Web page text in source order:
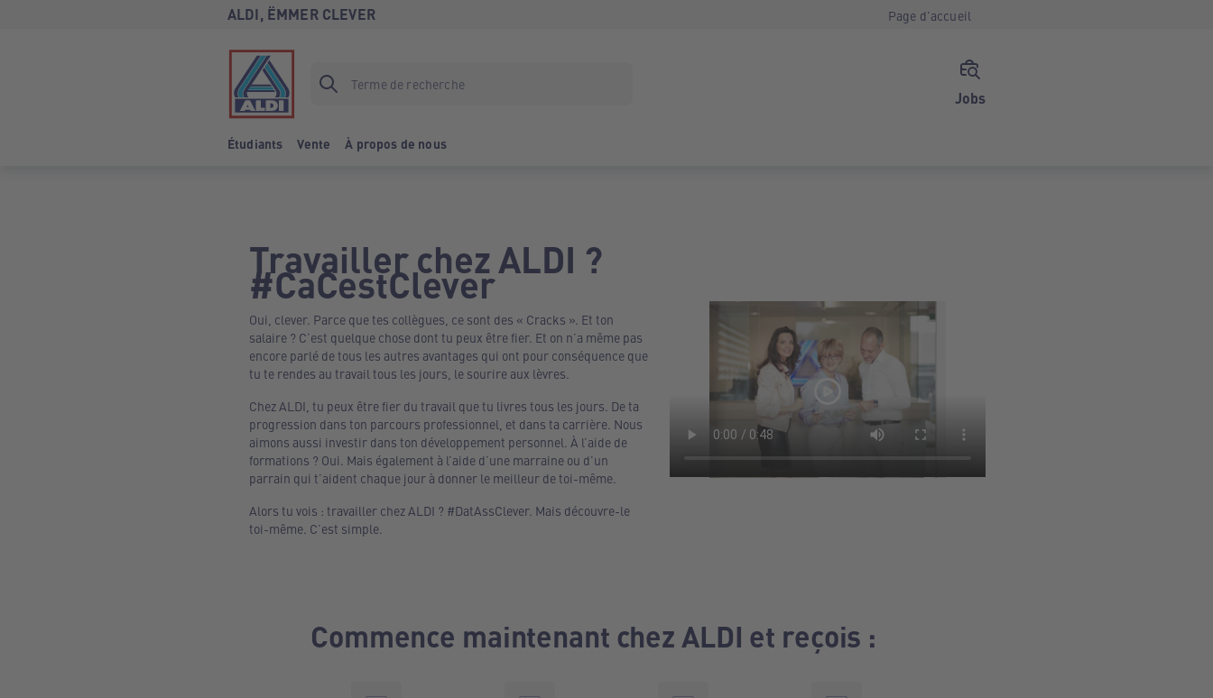
ALDI, ËMMER CLEVER Page d'accueil
Jobs
Étudiants Vente À propos de nous
Travailler chez ALDI ?
#CaCestClever
Oui, clever. Parce que tes collègues, ce sont des « Cracks ». Et ton
salaire ? C’est quelque chose dont tu peux être fier. Et on n’a même pas
encore parlé de tous les autres avantages qui ont pour conséquence que
tu te rendes au travail tous les jours, le sourire aux lèvres.
Chez ALDI, tu peux être fier du travail que tu livres tous les jours. De ta
progression dans ton parcours professionnel, et dans ta carrière. Nous
aimons aussi investir dans ton développement personnel. À l’aide de
formations ? Oui. Mais également à l’aide d’une marraine ou d'un
parrain qui t’aident chaque jour à donner le meilleur de toi-même.
Alors tu vois : travailler chez ALDI ? #DatAssClever. Mais découvre-le
toi-même. C’est simple.
Commence maintenant chez ALDI et reçois :